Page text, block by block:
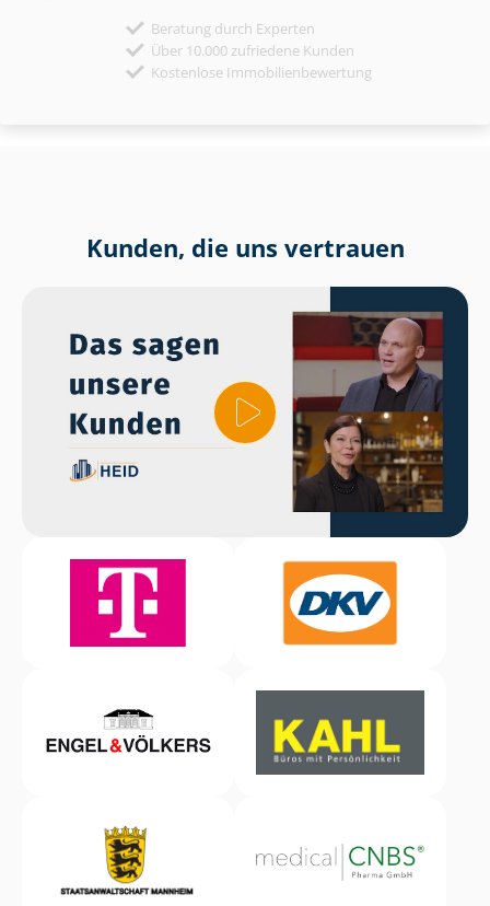
Beratung durch Experten
Über 10.000 zufriedene Kunden
Kostenlose Immobilienbewertung
Kunden, die uns vertrauen